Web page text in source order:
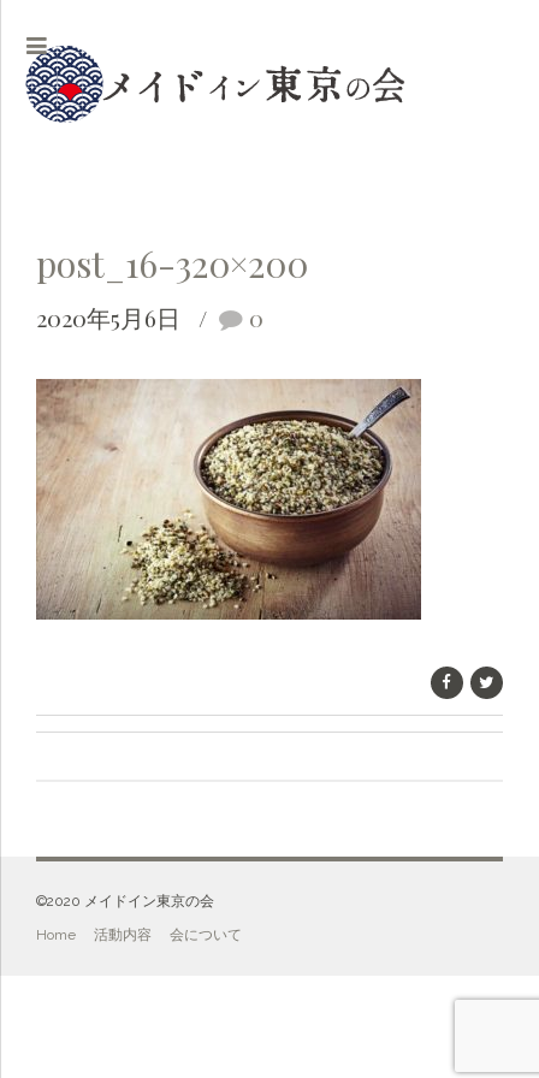
post_16-320×200
2020年5月6日 0
©️2020 メイドイン東京の会
Home 活動内容 会について